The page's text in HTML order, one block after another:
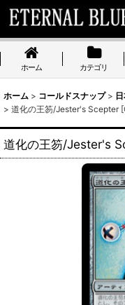
ホーム カテゴリ
ホーム > コールドスナップ >
> 道化の王笏/Jester's Scepter
道化の王笏/Jester's